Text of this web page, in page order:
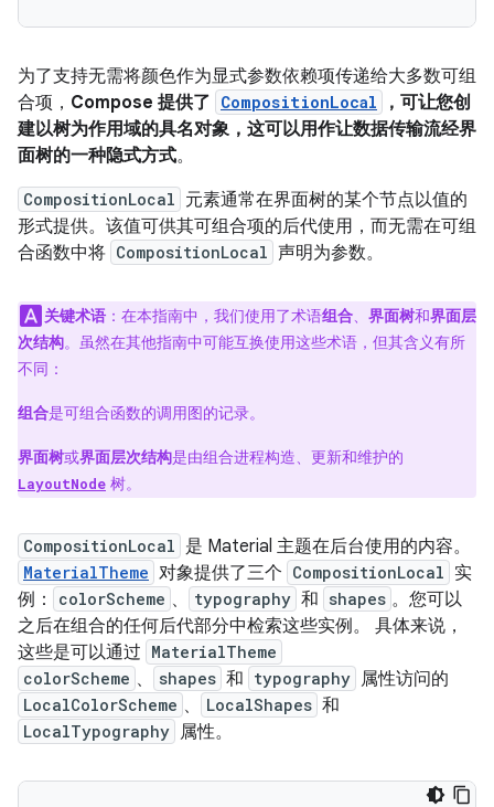
为了支持无需将颜色作为显式参数依赖项传递给大多数可组
合项， Compose 提供了 CompositionLocal
，可让您创
建以树为作用域的具名对象，这可以用作让数据传输流经界
面树的一种隐式方式。
CompositionLocal 元素通常在界面树的某个节点以值的
形式提供。该值可供其可组合项的后代使用，而无需在可组
合函数中将 CompositionLocal 声明为参数。
关键术语 ：在本指南中，我们使用了术语组合、 界面树和界面层
次结构。虽然在其他指南中可能互换使用这些术语，但其含义有所
不同：
组合是可组合函数的调用图的记录。
界面树或界面层次结构是由组合进程构造、更新和维护的
LayoutNode 树。
CompositionLocal 是 Material 主题在后台使用的内容。
MaterialTheme 对象提供了三个 CompositionLocal 实
例：
colorScheme 、 typography 和 shapes 。您可以
之后在组合的任何后代部分中检索这些实例。 具体来说，
这些是可以通过 MaterialTheme
colorScheme 、 shapes 和 typography 属性访问的
LocalColorScheme 、 LocalShapes 和
LocalTypography 属性。